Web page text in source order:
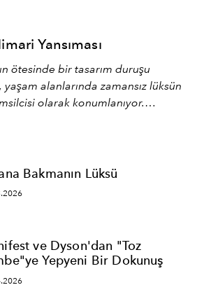
Yansıması
ötesinde bir tasarım duruşu
yaşam alanlarında zamansız lüksün
olarak konumlanıyor.
felsefesini mekanlara taşıyor.
Bakmanın Lüksü
ve Dyson'dan "Toz
Yepyeni Bir Dokunuş